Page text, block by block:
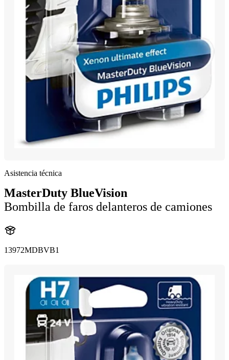
Asistencia técnica
MasterDuty BlueVision
Bombilla de faros delanteros de camiones
13972MDBVB1